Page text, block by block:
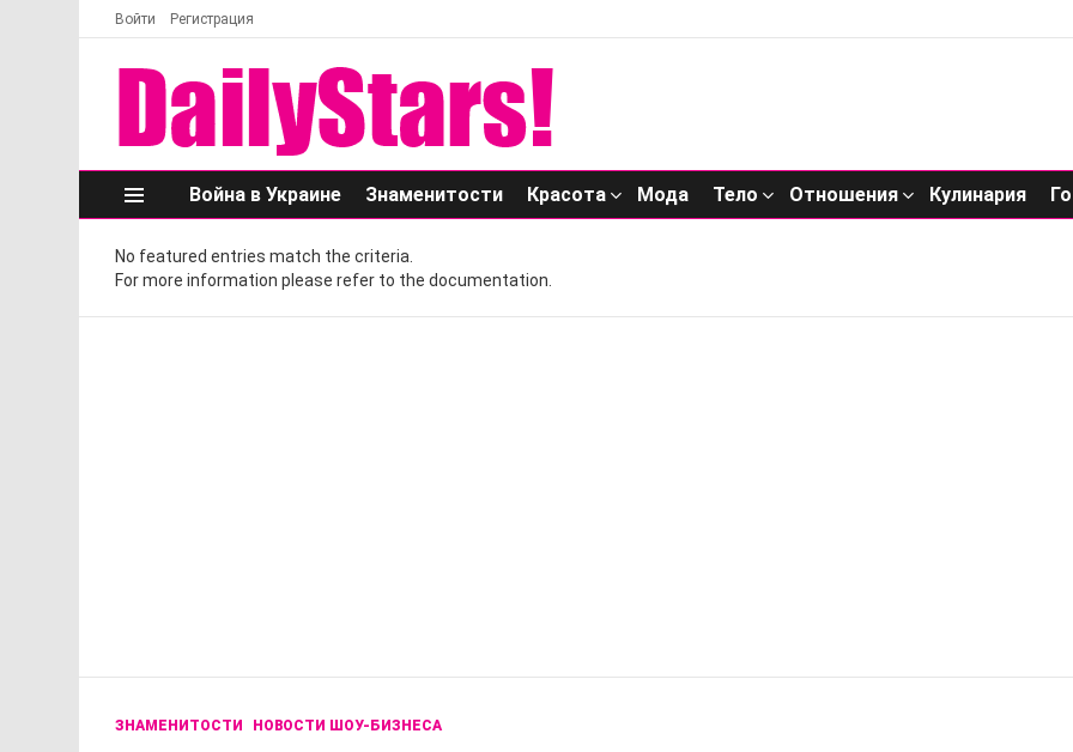
Войти Регистрация
Меню
Война в Украине Знаменитости Красота Мода Тело Отношения Кулинария
No featured entries match the criteria.
For more information please refer to the documentation.
ЗНАМЕНИТОСТИ НОВОСТИ ШОУ-БИЗНЕСА